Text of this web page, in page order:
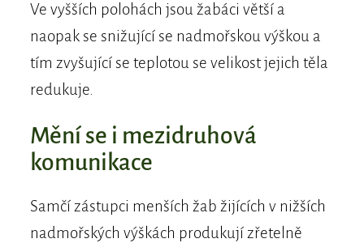
Ve vyšších polohách jsou žabáci větší a
naopak se snižující se nadmořskou výškou a
tím zvyšující se teplotou se velikost jejich těla
redukuje.
Mění se i mezidruhová
komunikace
Samčí zástupci menších žab žijících v nižších
nadmořských výškách produkují zřetelně